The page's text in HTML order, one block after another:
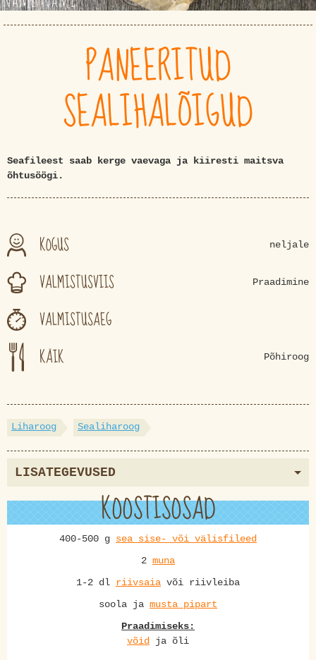
PANEERITUD
SEALIHALÕIGUD
Seafileest saab kerge vaevaga ja kiiresti maitsva
õhtusöögi.
KOGUS neljale
VALMISTUSVIIS Praadimine
VALMISTUSAEG
KÄIK
Põhiroog
Liharoog Sealiharoog
LISATEGEVUSED
KOOSTISOSAD
400-500 g sea sise- või välisfileed
2 muna
1-2 dl riivsaia või riivleiba
soola ja musta pipart
Praadimiseks:
võid
ja õli